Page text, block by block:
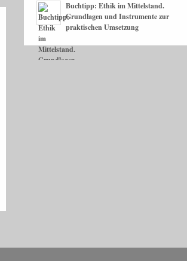
Buchtipp: Ethik im Mittelstand.
Grundlagen und Instrumente zur
praktischen Umsetzung